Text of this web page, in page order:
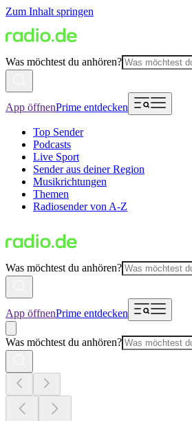
Zum Inhalt springen
Was möchtest du anhören?
App öffnenPrime entdecken
Top Sender
Podcasts
Live Sport
Sender aus deiner Region
Musikrichtungen
Themen
Radiosender von A-Z
Was möchtest du anhören?
App öffnenPrime entdecken
Was möchtest du anhören?